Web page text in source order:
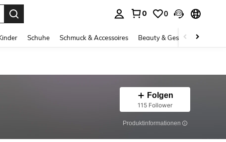
0 0
Schuhe Schmuck & Accessoires Beauty & Gesundheit
Folgen
115 Follower
Produktinformationen